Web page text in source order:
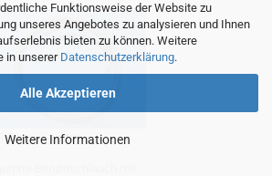
Funktionsweise der Website zu
unseres Angebotes zu analysieren und Ihnen
bieten zu können. Weitere
in unserer Datenschutzerklärung.
Alle Akzeptieren
Weitere Informationen
´Gummi´